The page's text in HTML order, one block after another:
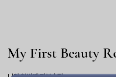
My First Beauty R